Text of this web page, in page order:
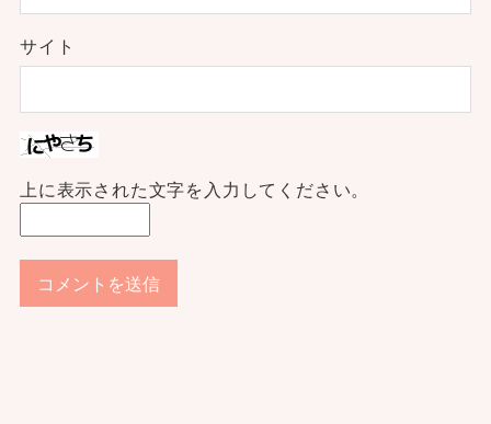
サイト
上に表示された文字を入力してください。